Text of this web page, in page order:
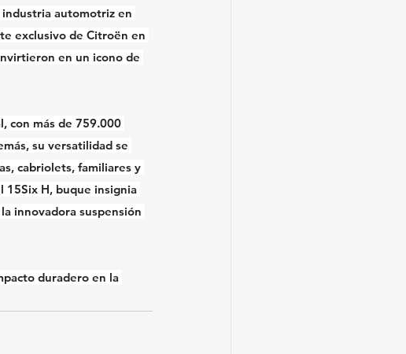
automotriz en
exclusivo de Citroën en
en un icono de
con más de 759.000
su versatilidad se
cabriolets, familiares y
15Six H, buque insignia
innovadora suspensión
duradero en la